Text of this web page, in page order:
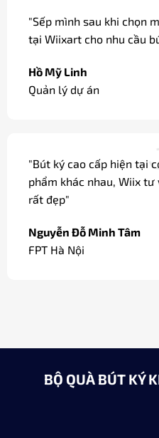
"Sếp mình sau khi chọn
tại Wiixart cho nhu cầu
Hồ Mỹ Linh
Quản lý dự án
"Bút ký cao cấp hiện tại
phẩm khác nhau, Wiix
rất đẹp"
Nguyễn Đỗ Minh Tâm
FPT Hà Nội
BỘ QUÀ BÚT KÝ